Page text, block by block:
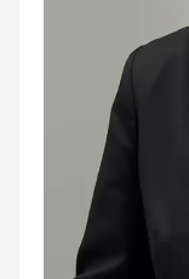
L'Oréal Pro
В студиях
BRUSH ONLY 2 дня
практика.
авторский